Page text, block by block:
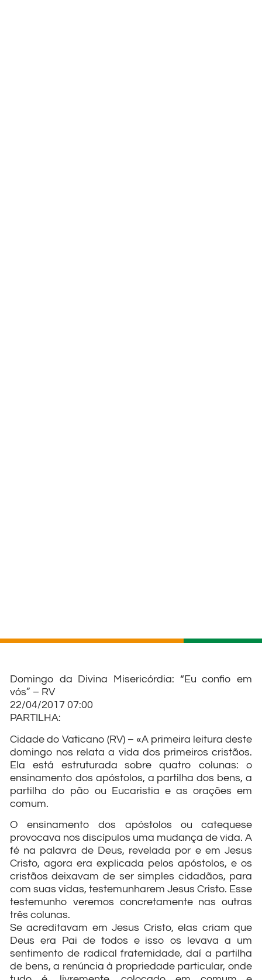
Domingo da Divina Misericórdia: “Eu confio em
vós” – RV
22/04/2017 07:00
PARTILHA:
Cidade do Vaticano (RV) – «A primeira leitura deste
domingo nos relata a vida dos primeiros cristãos.
Ela está estruturada sobre quatro colunas: o
ensinamento dos apóstolos, a partilha dos bens, a
partilha do pão ou Eucaristia e as orações em
comum.
O ensinamento dos apóstolos ou catequese
provocava nos discípulos uma mudança de vida. A
fé na palavra de Deus, revelada por e em Jesus
Cristo, agora era explicada pelos apóstolos, e os
cristãos deixavam de ser simples cidadãos, para
com suas vidas, testemunharem Jesus Cristo. Esse
testemunho veremos concretamente nas outras
três colunas.
Se acreditavam em Jesus Cristo, elas criam que
Deus era Pai de todos e isso os levava a um
sentimento de radical fraternidade, daí a partilha
de bens, a renúncia à propriedade particular, onde